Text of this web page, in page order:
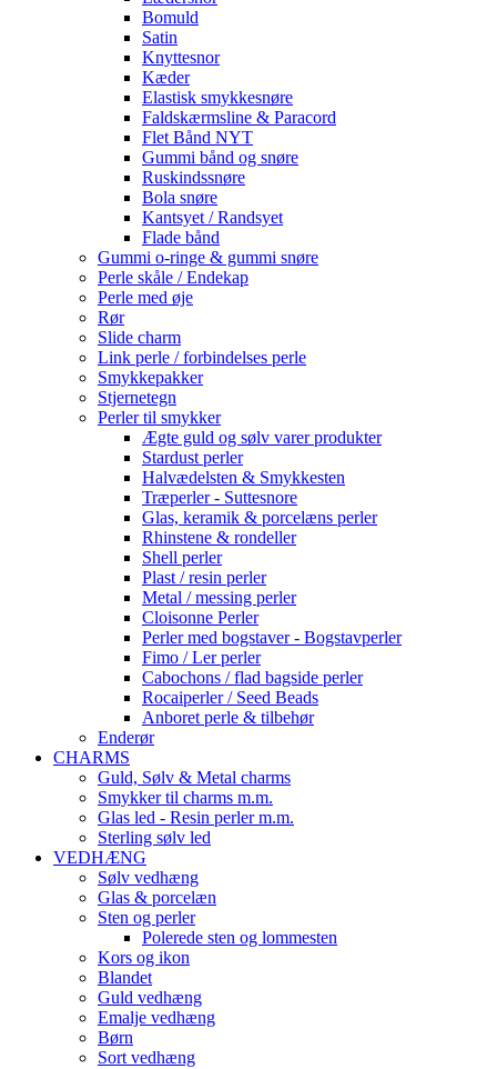
Bomuld
Satin
Knyttesnor
Kæder
Elastisk smykkesnøre
Faldskærmsline & Paracord
Flet Bånd NYT
Gummi bånd og snøre
Ruskindssnøre
Bola snøre
Kantsyet / Randsyet
Flade bånd
Gummi o-ringe & gummi snøre
Perle skåle / Endekap
Perle med øje
Rør
Slide charm
Link perle / forbindelses perle
Smykkepakker
Stjernetegn
Perler til smykker
Ægte guld og sølv varer produkter
Stardust perler
Halvædelsten & Smykkesten
Træperler - Suttesnore
Glas, keramik & porcelæns perler
Rhinstene & rondeller
Shell perler
Plast / resin perler
Metal / messing perler
Cloisonne Perler
Perler med bogstaver - Bogstavperler
Fimo / Ler perler
Cabochons / flad bagside perler
Rocaiperler / Seed Beads
Anboret perle & tilbehør
Enderør
CHARMS
Guld, Sølv & Metal charms
Smykker til charms m.m.
Glas led - Resin perler m.m.
Sterling sølv led
VEDHÆNG
Sølv vedhæng
Glas & porcelæn
Sten og perler
Polerede sten og lommesten
Kors og ikon
Blandet
Guld vedhæng
Emalje vedhæng
Børn
Sort vedhæng